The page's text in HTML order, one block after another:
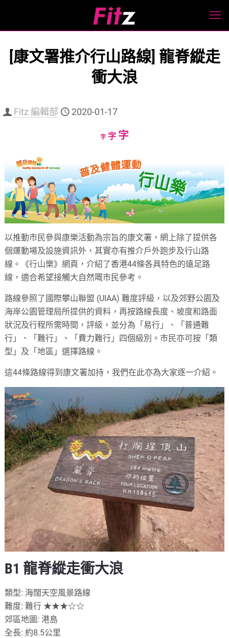
[康文署推介行山路線] 龍脊縱走
衝大浪
Fitz 編輯部 2020-01-17
字Decrease
size.
字Reset
size.
字Increase
size.
以推動市民參與康樂活動為宗旨的康文署，網上除了提供各
個運動場及設施資訊外，其實亦有推介戶外跑步及行山路
線。《行山樂》網頁，介紹了香港44條各具特色的遠足路
線，適合希望接觸大自然嘅市民參考。
路線參照了國際攀山聯盟 (UIAA) 難度評級，以及郊野公園及
海岸公園管理局所提供的資料，再按路線長度、坡度和路面
狀況及行程所需時間，評級，並分為「易行」、「普通難
行」、「難行」、「費力難行」四個級別。市民亦可按「類
型」及「地區」選擇路線。
這44條路線得到康文署加持，我們在此亦為大家逐一介紹。
B1 龍脊縱走衝大浪
類型: 海闊天空風景路線
難度: 難行 ★★★☆☆
郊區地圖: 港島
全長: 約8.5公里